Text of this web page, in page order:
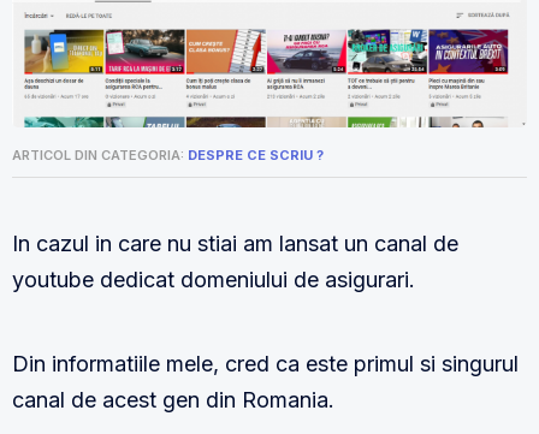
ARTICOL DIN CATEGORIA: DESPRE CE SCRIU ?
In cazul in care nu stiai am lansat un canal de
youtube dedicat domeniului de asigurari.
Din informatiile mele, cred ca este primul si singurul
canal de acest gen din Romania.